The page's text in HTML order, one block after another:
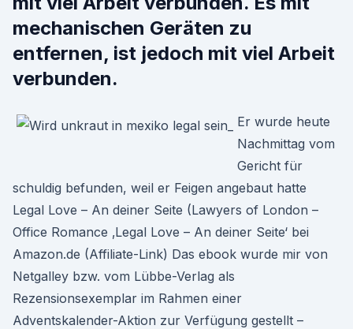
mechanischen Geräten zu
entfernen, ist jedoch mit viel Arbeit
verbunden.
Er wurde heute
Nachmittag vom
Gericht für
schuldig befunden, weil er Feigen angebaut hatte
Legal Love – An deiner Seite (Lawyers of London –
Office Romance ‚Legal Love – An deiner Seite‘ bei
Amazon.de (Affiliate-Link) Das ebook wurde mir von
Netgalley bzw. vom Lübbe-Verlag als
Rezensionsexemplar im Rahmen einer
Adventskalender-Aktion zur Verfügung gestellt –